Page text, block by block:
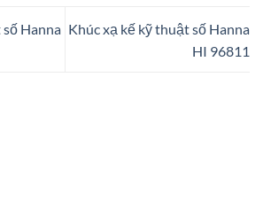
Hanna Khúc xạ kế kỹ thuật số Hanna
HI 96811